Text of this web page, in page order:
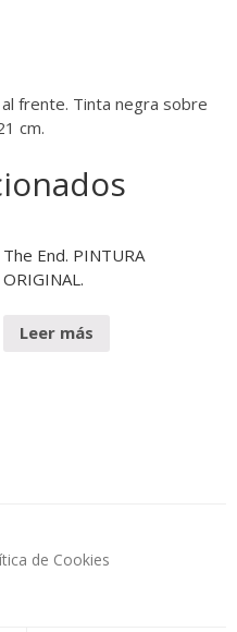
frente. Tinta negra sobre
cm.
The End. PINTURA
ORIGINAL.
Leer más
de Cookies